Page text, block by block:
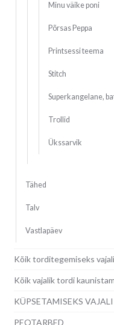
Minu väike poni
Põrsas Peppa
Printsessi teema
Stitch
Superkangelane,
Trollid
Ükssarvik
Tähed
Talv
Vastlapäev
Kõik torditegemiseks
Kõik vajalik tordi
KÜPSETAMISEKS
PEOTARBED